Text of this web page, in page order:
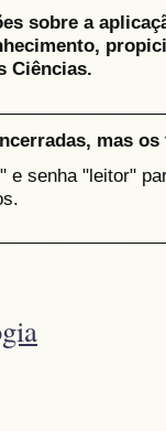
sobre a
Ciências.
mas
e senha "leitor"